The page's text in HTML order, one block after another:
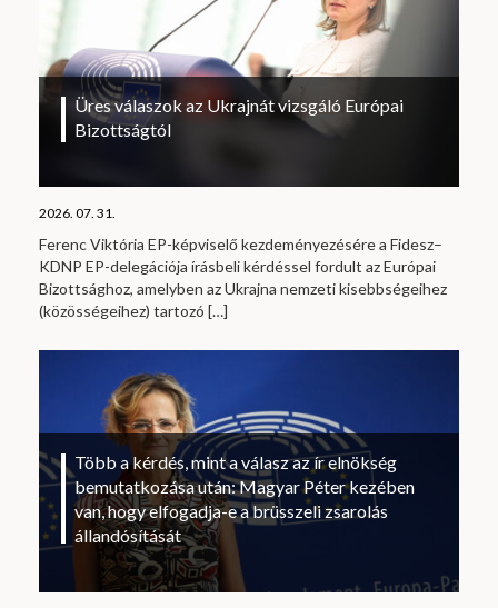
Üres válaszok az Ukrajnát vizsgáló Európai
Bizottságtól
2026. 07. 31.
Ferenc Viktória EP-képviselő kezdeményezésére a Fidesz–
KDNP EP-delegációja írásbeli kérdéssel fordult az Európai
Bizottsághoz, amelyben az Ukrajna nemzeti kisebbségeihez
(közösségeihez) tartozó […]
Több a kérdés, mint a válasz az ír elnökség
bemutatkozása után: Magyar Péter kezében
van, hogy elfogadja-e a brüsszeli zsarolás
állandósítását